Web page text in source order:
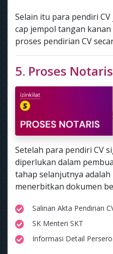
Selain itu para pendiri
cap jempol tangan
proses pendirian CV
5. Proses Notaris
Setelah para pendiri CV
diperlukan dalam
tahap selanjutnya
menerbitkan dokumen
Salinan Akta Pendirian
SK Menteri SKT
Informasi Detail